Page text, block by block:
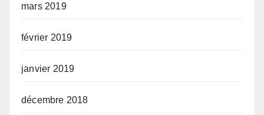
mars 2019
février 2019
janvier 2019
décembre 2018